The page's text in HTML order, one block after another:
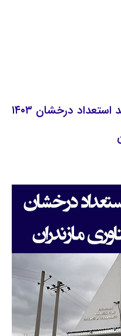
مدارک ثبت نام کارشناسی ارشد استعداد درخشان ۱۴۰۳